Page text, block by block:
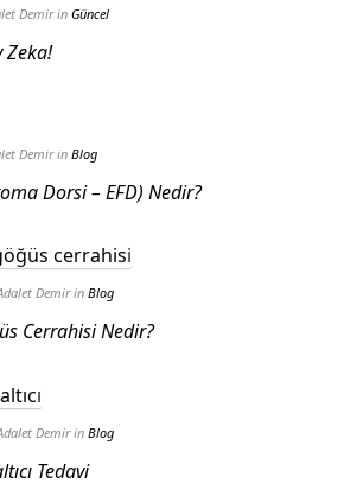
Demirin Güncel
Zeka!
Demirin Blog
Dorsi – EFD) Nedir?
Demirin Blog
Cerrahisi Nedir?
Demirin Blog
Tedavi